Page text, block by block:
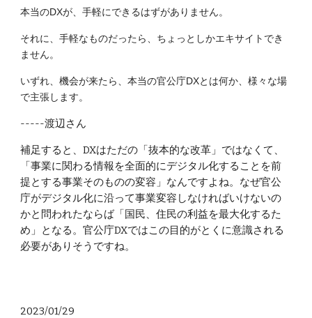
本当のDXが、手軽にできるはずがありません。
それに、手軽なものだったら、ちょっとしかエキサイトでき
ません。
いずれ、機会が来たら、本当の官公庁DXとは何か、様々な場
で主張します。
-----渡辺さん
補足すると、DXはただの「抜本的な改革」ではなくて、
「事業に関わる情報を全面的にデジタル化することを前
提とする事業そのものの変容」なんですよね。なぜ官公
庁がデジタル化に沿って事業変容しなければいけないの
かと問われたならば「国民、住民の利益を最大化するた
め」となる。官公庁DXではこの目的がとくに意識される
必要がありそうですね。
2023/01/29